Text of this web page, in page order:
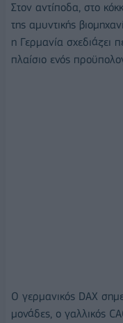
Στον αντίποδα, στο
της αμυντικής
η Γερμανία σχεδιάζει
πλαίσιο ενός
Ο γερμανικός DAX
μονάδες, ο γαλλικός